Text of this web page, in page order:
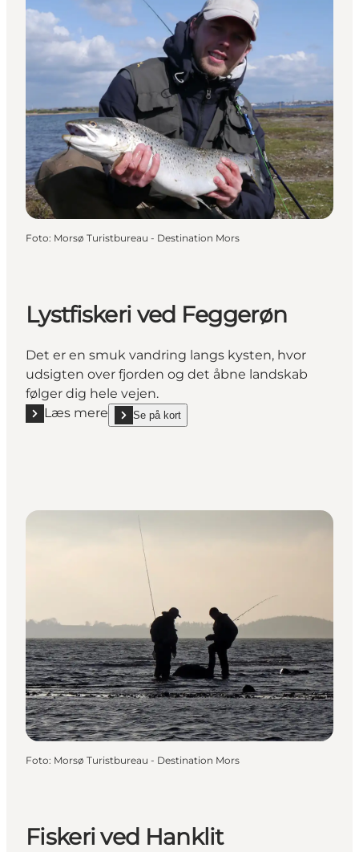
Foto: Morsø Turistbureau - Destination Mors
Lystfiskeri ved Feggerøn
Det er en smuk vandring langs kysten, hvor
udsigten over fjorden og det åbne landskab
følger dig hele vejen.
Læs mere
Læs mere "Lystfiskeri ved Feggerøn"
Se på kort
show Lystfiskeri ved Feggerøn on_map
Foto: Morsø Turistbureau - Destination Mors
Fiskeri ved Hanklit